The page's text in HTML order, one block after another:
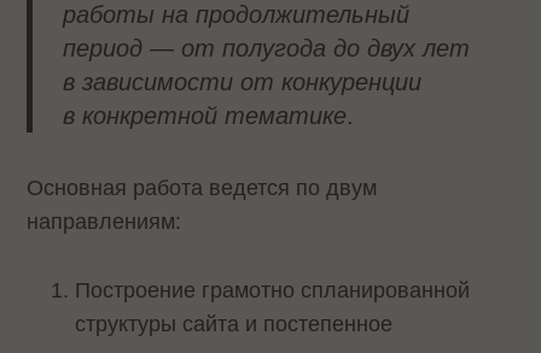
работы на продолжительный
период — от полугода до двух лет
в зависимости от конкуренции
в конкретной тематике.
Основная работа ведется по двум
направлениям:
Построение грамотно спланированной
структуры сайта и постепенное